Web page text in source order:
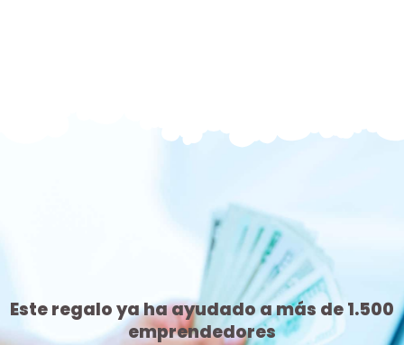
Este regalo ya ha ayudado a más de 1.500
emprendedores